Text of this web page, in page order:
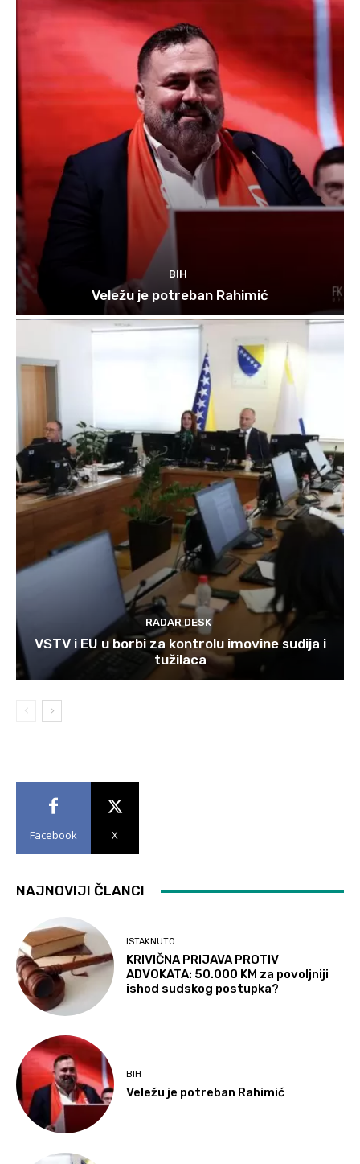
BIH
Veležu je potreban Rahimić
RADAR DESK
VSTV i EU u borbi za kontrolu imovine sudija i
tužilaca
Facebook X
NAJNOVIJI ČLANCI
ISTAKNUTO
KRIVIČNA PRIJAVA PROTIV
ADVOKATA: 50.000 KM za povoljniji
ishod sudskog postupka?
BIH
Veležu je potreban Rahimić